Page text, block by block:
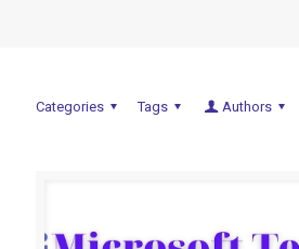
Categories Tags Authors